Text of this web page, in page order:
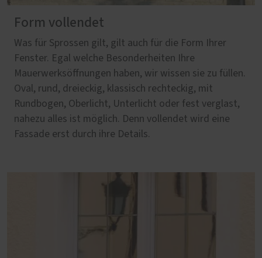
Form vollendet
Was für Sprossen gilt, gilt auch für die Form Ihrer
Fenster. Egal welche Besonderheiten Ihre
Mauerwerksöffnungen haben, wir wissen sie zu füllen.
Oval, rund, dreieckig, klassisch rechteckig, mit
Rundbogen, Oberlicht, Unterlicht oder fest verglast,
nahezu alles ist möglich. Denn vollendet wird eine
Fassade erst durch ihre Details.